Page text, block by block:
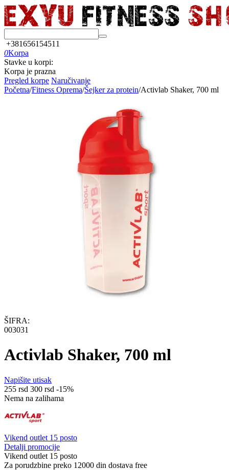
+381656154511
0Korpa
Stavke u korpi:
Korpa je prazna
Pregled korpe Naručivanje
Početna/Fitness Oprema/Šejker za protein/Activlab Shaker, 700 ml
ŠIFRA:
003031
Activlab Shaker, 700 ml
Napišite utisak
‍255‍ rsd ‍300‍ rsd -15%
Nema na zalihama
Vikend outlet 15 posto
Detalji promocije
Vikend outlet 15 posto
Za porudzbine preko 12000 din dostava free